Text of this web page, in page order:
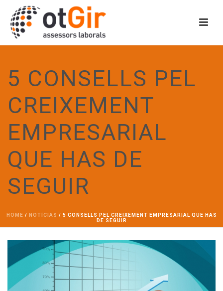
5 CONSELLS PEL
CREIXEMENT
EMPRESARIAL
QUE HAS DE
SEGUIR
HOME / NOTÍCIAS / 5 CONSELLS PEL CREIXEMENT EMPRESARIAL QUE HAS
DE SEGUIR